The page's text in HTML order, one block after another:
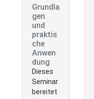
Grundla
gen
und
praktis
che
Anwen
dung
Dieses
Seminar
bereitet